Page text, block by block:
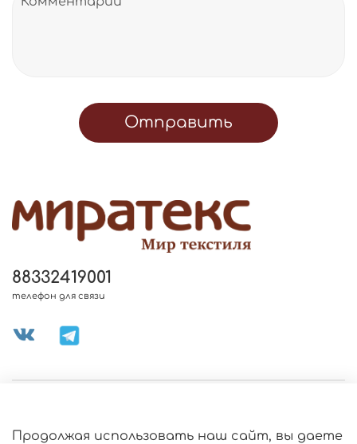
Отправить
88332419001
телефон для связи
Продолжая использовать наш сайт, вы даете